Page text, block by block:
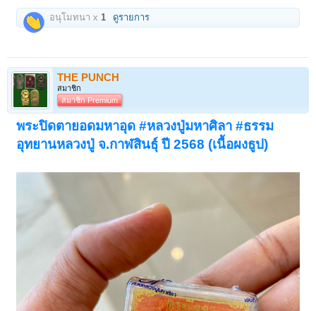
อนุโมทนา x 1 ดูรายการ
THE PUNCH
สมาชิก
สมาชิก Premium
พระปิดตายอดมหาอุด #หลวงปู่มหาศิลา #ธรรม
อุทยานหลวงปู่ จ.กาฬสินธุ์ ปี 2568 (เนื้อผงธูป)